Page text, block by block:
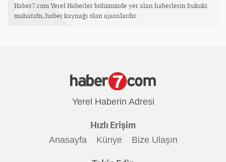
Haber7.com Yerel Haberler bölümünde yer alan haberlerin hukuki
muhatabı, haber kaynağı olan ajanslardır.
Yerel Haberin Adresi
Hızlı Erişim
Anasayfa Künye Bize Ulaşın